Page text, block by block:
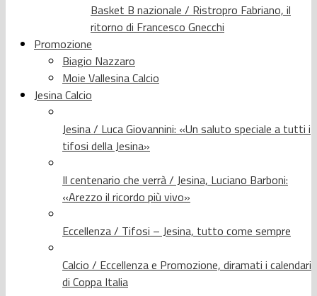
Basket B nazionale / Ristropro Fabriano, il
ritorno di Francesco Gnecchi
Promozione
Biagio Nazzaro
Moie Vallesina Calcio
Jesina Calcio
Jesina / Luca Giovannini: «Un saluto speciale a tutti i
tifosi della Jesina»
Il centenario che verrà / Jesina, Luciano Barboni:
«Arezzo il ricordo più vivo»
Eccellenza / Tifosi – Jesina, tutto come sempre
Calcio / Eccellenza e Promozione, diramati i calendari
di Coppa Italia